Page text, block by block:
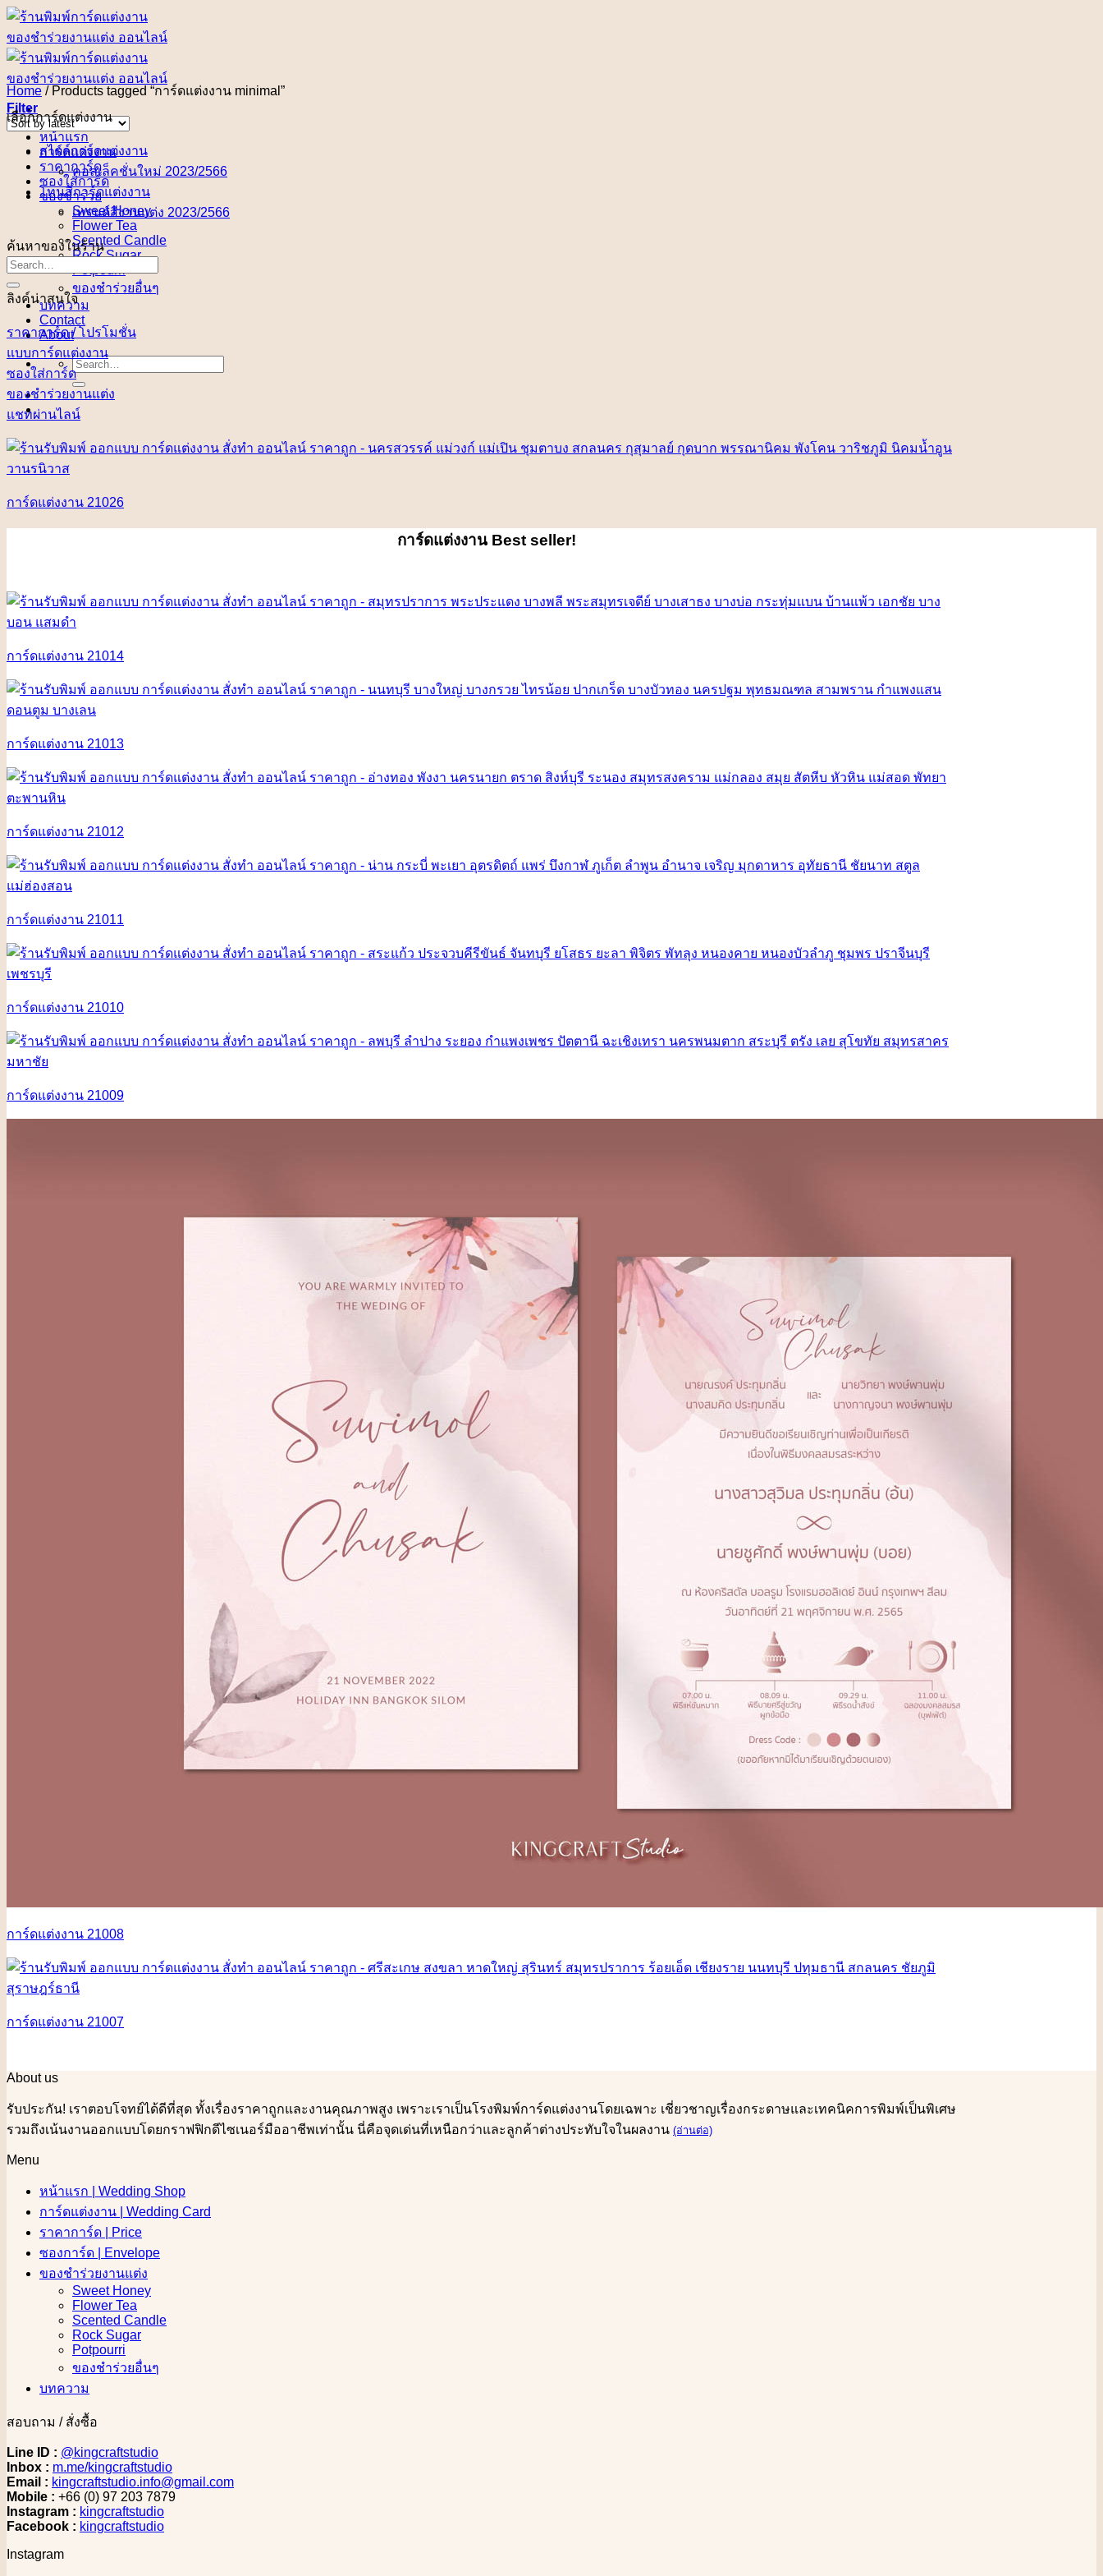
Skip
content
หน้าแรก
การ์ดแต่งงาน
ราคาการ์ด
ซองใส่การ์ด
ของชำร่วย
Sweet Honey
Flower Tea
Scented Candle
Rock Sugar
Potpourri
ของชำร่วยอื่นๆ
บทความ
Contact
About
Search
for:
Home /Products tagged “การ์ดแต่งงาน minimal”
Filter
เลือกการ์ดแต่งงาน
สไตล์การ์ดแต่งงาน
คอลเล็คชั่นใหม่ 2023/2566
โทนสีการ์ดแต่งงาน
เทรนด์สีงานแต่ง 2023/2566
ค้นหาของในร้าน
ลิงค์น่าสนใจ
ราคาการ์ด / โปรโมชั่น
แบบการ์ดแต่งงาน
ซองใส่การ์ด
ของชำร่วยงานแต่ง
แชทผ่านไลน์
การ์ดแต่งงาน 21026
การ์ดแต่งงาน Best seller!
การ์ดแต่งงาน 21014
การ์ดแต่งงาน 21013
การ์ดแต่งงาน 21012
การ์ดแต่งงาน 21011
การ์ดแต่งงาน 21010
การ์ดแต่งงาน 21009
การ์ดแต่งงาน 21008
การ์ดแต่งงาน 21007
About us
รับประกัน! เราตอบโจทย์ได้ดีที่สุด ทั้งเรื่องราคาถูกและงานคุณภาพสูง เพราะเราเป็นโรงพิมพ์การ์ดแต่งงานโดยเฉพาะ เชี่ยวชาญเรื่องกระดาษและเทคนิคการพิมพ์เป็นพิเศษ
รวมถึงเน้นงานออกแบบโดยกราฟฟิกดีไซเนอร์มืออาชีพเท่านั้น นี่คือจุดเด่นที่เหนือกว่าและลูกค้าต่างประทับใจในผลงาน (อ่านต่อ)
Menu
หน้าแรก | Wedding Shop
การ์ดแต่งงาน | Wedding Card
ราคาการ์ด | Price
ซองการ์ด | Envelope
ของชำร่วยงานแต่ง
Sweet Honey
Flower Tea
Scented Candle
Rock Sugar
Potpourri
ของชำร่วยอื่นๆ
บทความ
สอบถาม / สั่งซื้อ
Line ID : @kingcraftstudio
Inbox : m.me/kingcraftstudio
Email : kingcraftstudio.info@gmail.com
Mobile : +66 (0) 97 203 7879
Instagram : kingcraftstudio
Facebook : kingcraftstudio
Instagram